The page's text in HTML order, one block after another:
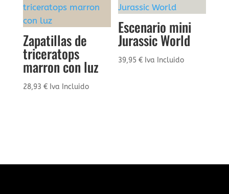
Zapatillas de
triceratops
marron con luz
28,93 € Iva Incluido
Escenario mini
Jurassic World
39,95€ Iva Incluido